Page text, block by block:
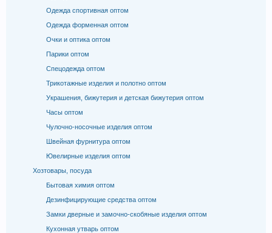
Одежда спортивная оптом
Одежда форменная оптом
Очки и оптика оптом
Парики оптом
Спецодежда оптом
Трикотажные изделия и полотно оптом
Украшения, бижутерия и детская бижутерия оптом
Часы оптом
Чулочно-носочные изделия оптом
Швейная фурнитура оптом
Ювелирные изделия оптом
Хозтовары, посуда
Бытовая химия оптом
Дезинфицирующие средства оптом
Замки дверные и замочно-скобяные изделия оптом
Кухонная утварь оптом